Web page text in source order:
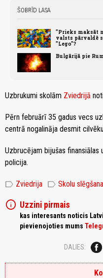
ŠOBRĪD LASA
"Prieks maksāt
valsts pārvaldē
"Lego"?
Bulgārijā pie
Uzbrukumi skolām Zviedrijā
Pērn februārī 35 gadus vecs
centrā nogalināja desmit
Uzbrucējam bijušas finansiālas
policija.
label Zviedrija label Skolu slēgšana
info Uzzini pirmais
kas interesants noticis
pievienojoties mums
DALIES: